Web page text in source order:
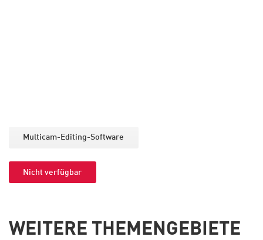
Multicam-Editing-Software
Nicht verfügbar
WEITERE THEMENGEBIETE